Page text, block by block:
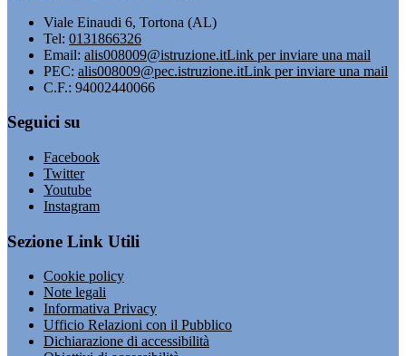
Viale Einaudi 6, Tortona (AL)
Tel: 0131866326
Email: alis008009@istruzione.itLink per inviare una mail
PEC: alis008009@pec.istruzione.itLink per inviare una mail
C.F.: 94002440066
Seguici su
Facebook
Twitter
Youtube
Instagram
Sezione Link Utili
Cookie policy
Note legali
Informativa Privacy
Ufficio Relazioni con il Pubblico
Dichiarazione di accessibilità